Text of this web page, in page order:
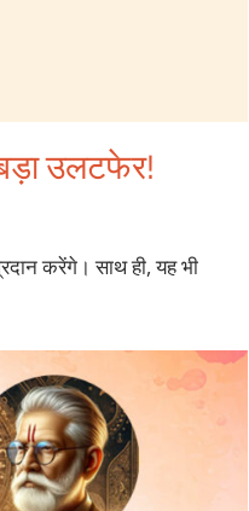
बड़ा उलटफेर!
करेंगे। साथ ही, यह भी